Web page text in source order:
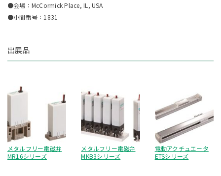
●会場：McCormick Place, IL, USA
●小間番号：1831
出展品
メタルフリー電磁弁
MR16シリーズ
メタルフリー電磁弁
MKB3シリーズ
電動アクチュエータ
ETSシリーズ